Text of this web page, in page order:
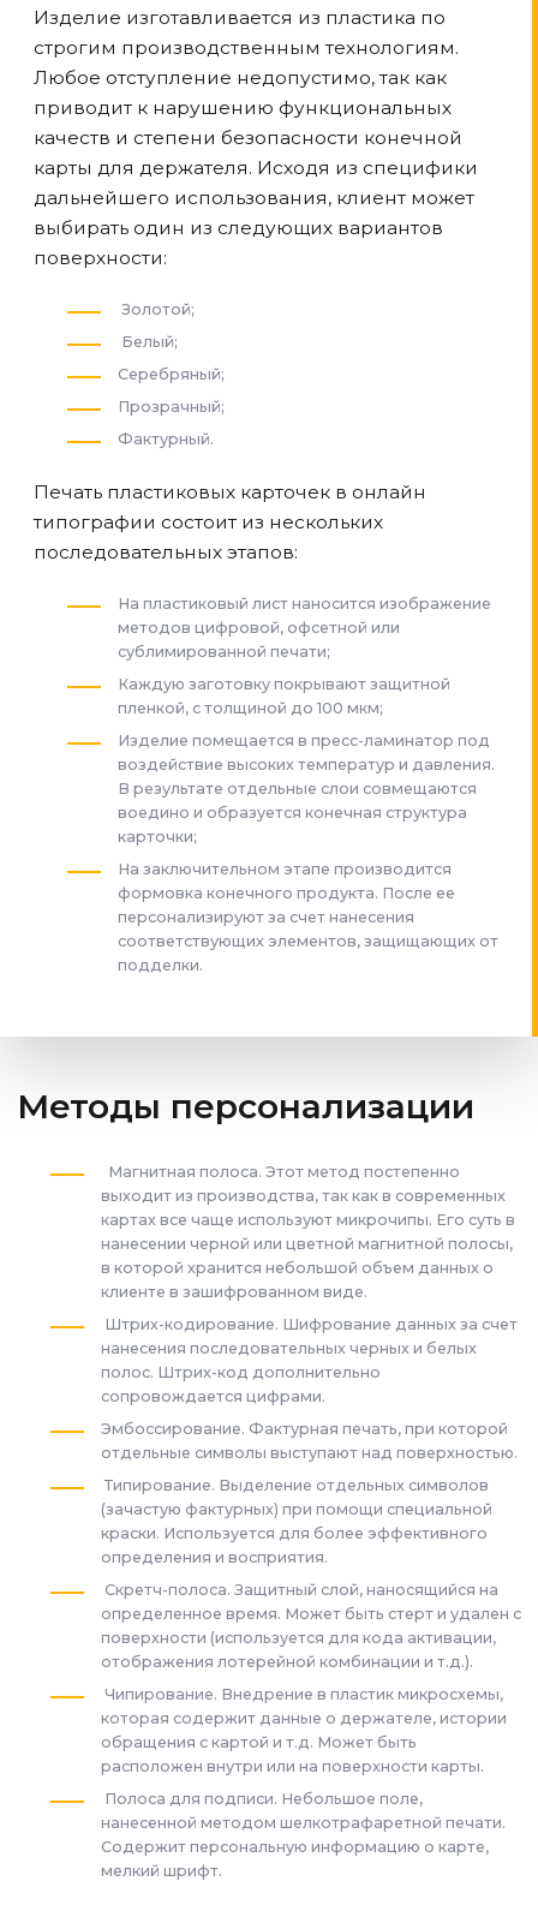
Изделие изготавливается из пластика по
строгим производственным технологиям.
Любое отступление недопустимо, так как
приводит к нарушению функциональных
качеств и степени безопасности конечной
карты для держателя. Исходя из специфики
дальнейшего использования, клиент может
выбирать один из следующих вариантов
поверхности:
Золотой;
Белый;
Серебряный;
Прозрачный;
Фактурный.
Печать пластиковых карточек в онлайн
типографии состоит из нескольких
последовательных этапов:
На пластиковый лист наносится изображение
методов цифровой, офсетной или
сублимированной печати;
Каждую заготовку покрывают защитной
пленкой, с толщиной до 100 мкм;
Изделие помещается в пресс-ламинатор под
воздействие высоких температур и давления.
В результате отдельные слои совмещаются
воедино и образуется конечная структура
карточки;
На заключительном этапе производится
формовка конечного продукта. После ее
персонализируют за счет нанесения
соответствующих элементов, защищающих от
подделки.
Методы персонализации
Магнитная полоса. Этот метод постепенно
выходит из производства, так как в современных
картах все чаще используют микрочипы. Его суть в
нанесении черной или цветной магнитной полосы,
в которой хранится небольшой объем данных о
клиенте в зашифрованном виде.
Штрих-кодирование. Шифрование данных за счет
нанесения последовательных черных и белых
полос. Штрих-код дополнительно
сопровождается цифрами.
Эмбоссирование. Фактурная печать, при которой
отдельные символы выступают над поверхностью.
Типирование. Выделение отдельных символов
(зачастую фактурных) при помощи специальной
краски. Используется для более эффективного
определения и восприятия.
Скретч-полоса. Защитный слой, наносящийся на
определенное время. Может быть стерт и удален с
поверхности (используется для кода активации,
отображения лотерейной комбинации и т.д.).
Чипирование. Внедрение в пластик микросхемы,
которая содержит данные о держателе, истории
обращения с картой и т.д. Может быть
расположен внутри или на поверхности карты.
Полоса для подписи. Небольшое поле,
нанесенной методом шелкотрафаретной печати.
Содержит персональную информацию о карте,
мелкий шрифт.